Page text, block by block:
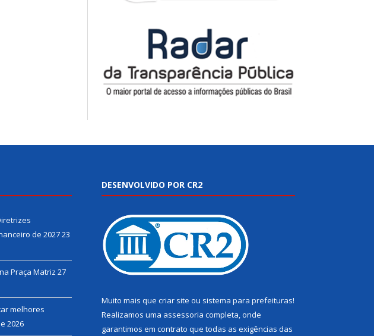
de 202723
Praça Matriz 27
melhores
2026
DESENVOLVIDO POR CR2
Muito mais que criar site ou sistema para prefeituras!
Realizamos uma assessoria completa, onde
garantimos em contrato que todas as exigências das